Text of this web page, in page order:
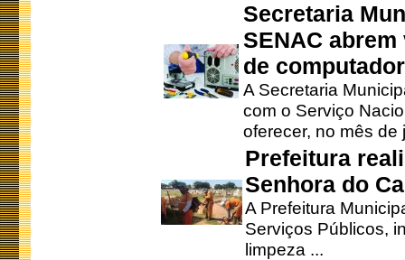
Secretaria
SENAC
de
A Secretaria
com o Serviço
oferecer, no mês de
Prefeitura
Senhora do
A Prefeitura
Serviços Públicos,
limpeza ...